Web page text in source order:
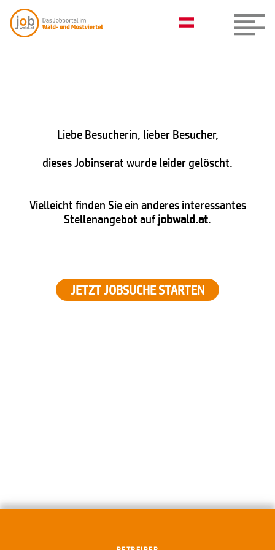
Liebe Besucherin, lieber Besucher,
dieses Jobinserat wurde leider gelöscht.
Vielleicht finden Sie ein anderes interessantes
Stellenangebot aufjobwald.at.
JETZT JOBSUCHE STARTEN